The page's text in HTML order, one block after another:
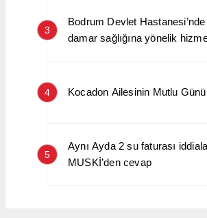
3
Bodrum Devlet
damar sağlığına yönelik
4 Kocadon Ailesinin Mutlu Günü
5
Aynı Ayda 2 su faturası
MUSKİ’den cevap